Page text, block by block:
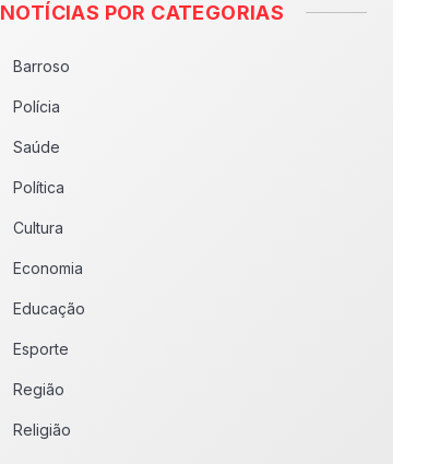
NOTÍCIAS POR CATEGORIAS
Barroso
Polícia
Saúde
Política
Cultura
Economia
Educação
Esporte
Região
Religião